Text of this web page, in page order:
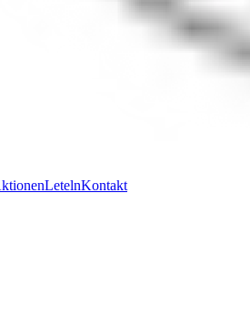
LetelnKontakt